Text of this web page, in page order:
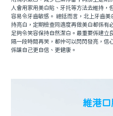
人會用家用美白貼、牙托等方法去維持，
容易令牙齒敏感。 總括而言，北上牙齒
持亮白，定期檢查同適度再做美白都係有
足夠令笑容保持自然潔白。最重要係建立
隔一段時間再笑，都仲可以閃閃發亮，信
係讓自己更自信、更健康。
維港